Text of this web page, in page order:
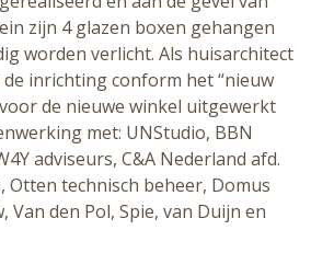
zijn 4 glazen boxen gehangen
worden verlicht. Als huisarchitect
de inrichting conform het “nieuw
de nieuwe winkel uitgewerkt
met: UNStudio, BBN
adviseurs, C&A Nederland afd.
Otten technisch beheer, Domus
Van den Pol, Spie, van Duijn en